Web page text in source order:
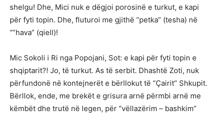
shelgu! Dhe, Mici nuk e dëgjoi porosinë e turkut, e kapi
për fyti topin. Dhe, fluturoi me gjithë “petka” (tesha) në
“”hava” (qiell)!
Mic Sokoli i Ri nga Popojani, Sot: e kapi për fyti topin e
shqiptarit?! Jo, të turkut. As të serbit. Dhashtë Zoti, nuk
përfundonë në kontejnerët e bërllokut të “Çairit” Shkupit.
Bërllok, ende, me brekët e grisura arnë përmbi arnë me
këmbët dhe trutë në legen, për “vëllazërim – bashkim”